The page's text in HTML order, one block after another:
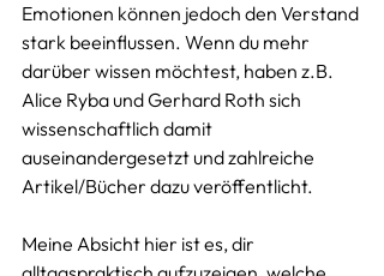
Emotionen können jedoch den Verstand
stark beeinflussen. Wenn du mehr
darüber wissen möchtest, haben z.B.
Alice Ryba und Gerhard Roth sich
wissenschaftlich damit
auseinandergesetzt und zahlreiche
Artikel/Bücher dazu veröffentlicht.
Meine Absicht hier ist es, dir